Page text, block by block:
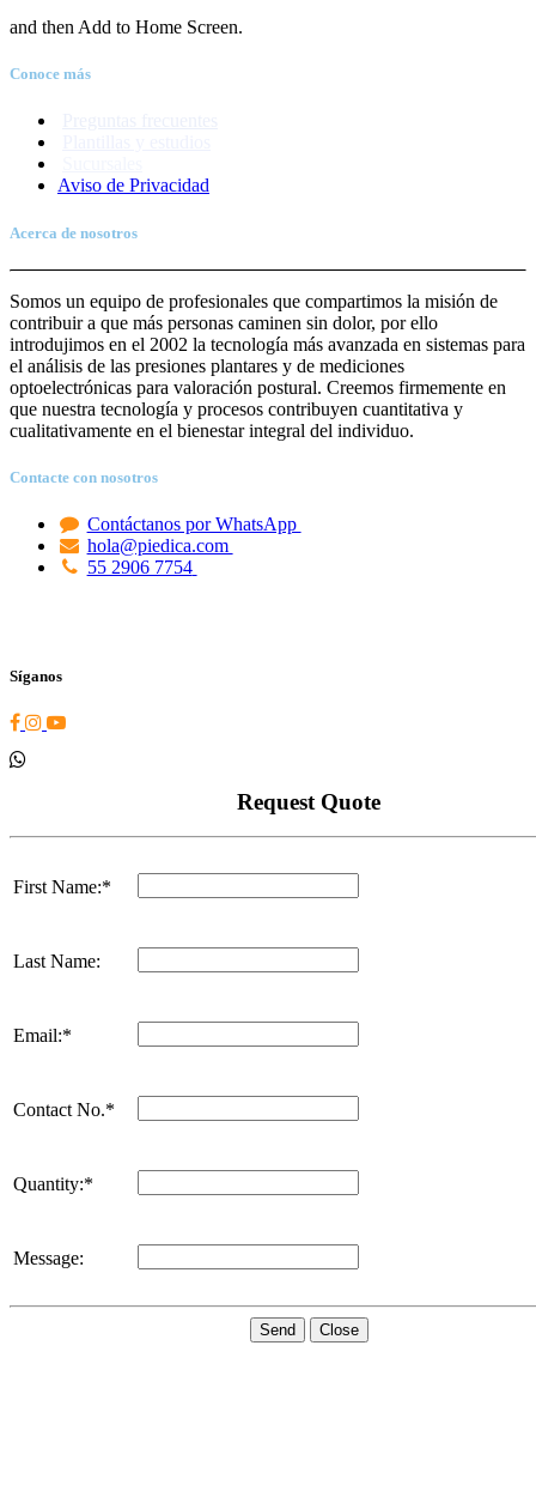
and then Add to Home Screen.
Conoce más
Aviso de Privacidad
Acerca de nosotros
Somos un equipo de profesionales que compartimos la misión de
contribuir a que más personas caminen sin dolor, por ello
introdujimos en el 2002 la tecnología más avanzada en sistemas para
el análisis de las presiones plantares y de mediciones
optoelectrónicas para valoración postural. Creemos firmemente en
que nuestra tecnología y procesos contribuyen cuantitativa y
cualitativamente en el bienestar integral del individuo.
Contacte con nosotros
Contáctanos por WhatsApp
hola@piedica.com
55 2906 7754
Síganos
Request Quote
First Name:*
Last Name:
Email:*
Contact No.*
Quantity:*
Message:
Send Close